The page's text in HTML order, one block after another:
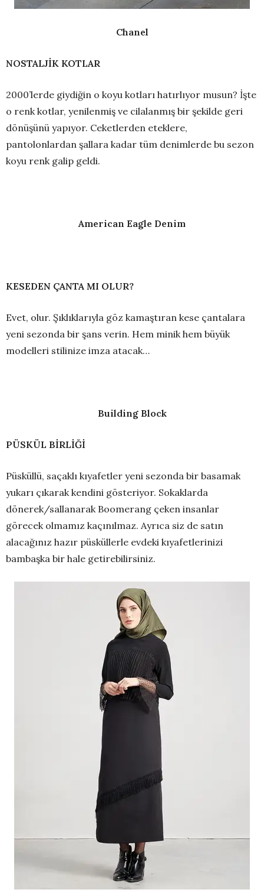
Chanel
NOSTALJİK KOTLAR
2000’lerde giydiğin o koyu kotları hatırlıyor musun? İşte
o renk kotlar, yenilenmiş ve cilalanmış bir şekilde geri
dönüşünü yapıyor. Ceketlerden eteklere,
pantolonlardan şallara kadar tüm denimlerde bu sezon
koyu renk galip geldi.
American Eagle Denim
KESEDEN ÇANTA MI OLUR?
Evet, olur. Şıklıklarıyla göz kamaştıran kese çantalara
yeni sezonda bir şans verin. Hem minik hem büyük
modelleri stilinize imza atacak…
Building Block
PÜSKÜL BİRLİĞİ
Püsküllü, saçaklı kıyafetler yeni sezonda bir basamak
yukarı çıkarak kendini gösteriyor. Sokaklarda
dönerek/sallanarak Boomerang çeken insanlar
görecek olmamız kaçınılmaz. Ayrıca siz de satın
alacağınız hazır püsküllerle evdeki kıyafetlerinizi
bambaşka bir hale getirebilirsiniz.